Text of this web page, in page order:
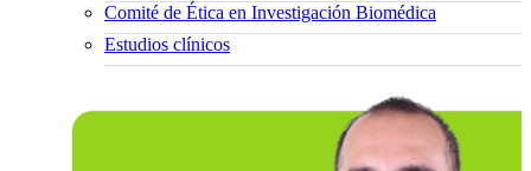
Comité de Ética en Investigación Biomédica
Estudios clínicos